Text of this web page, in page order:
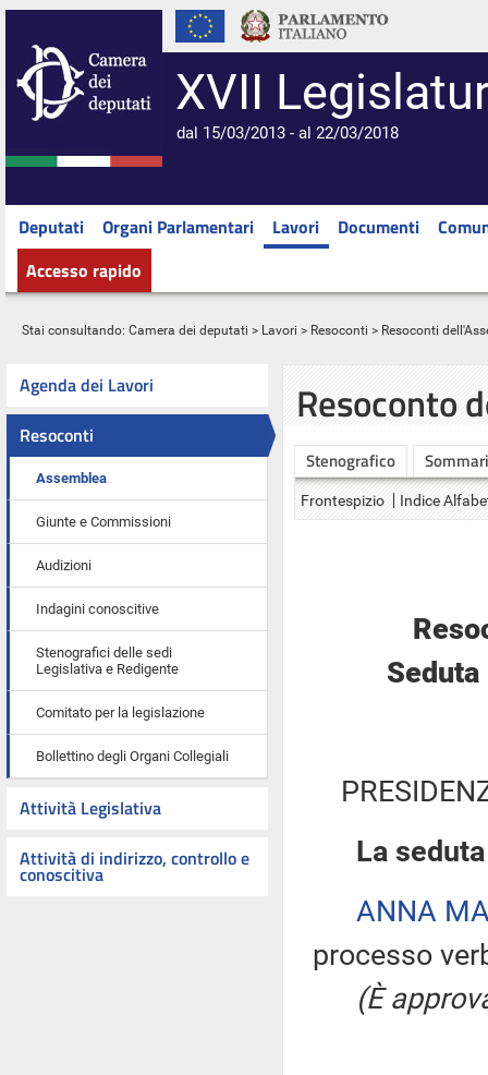
XVII
dal 15/03/2013 - al 22/03/2018
Deputati Organi Parlamentari Lavori Documenti
Accesso rapido
Stai consultando: Camera dei deputati > Lavori > Resoconti > Resoconti
Agenda dei Lavori
Resoconti
Assemblea
Giunte e Commissioni
Audizioni
Indagini conoscitive
Stenografici delle sedi
Legislativa e Redigente
Comitato per la legislazione
Bollettino degli Organi Collegiali
Attività Legislativa
Attività di indirizzo, controllo e
conoscitiva
Resoconto
Stenografico
Frontespizio Indice
La
ANNA
processo
(È